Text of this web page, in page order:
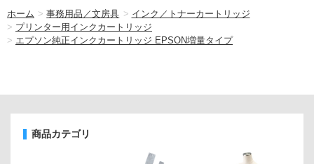
ホーム >事務用品／文房具 > インク／トナーカートリッジ
> プリンター用インクカートリッジ
> エプソン純正インクカートリッジ EPSON増量タイプ
商品カテゴリ